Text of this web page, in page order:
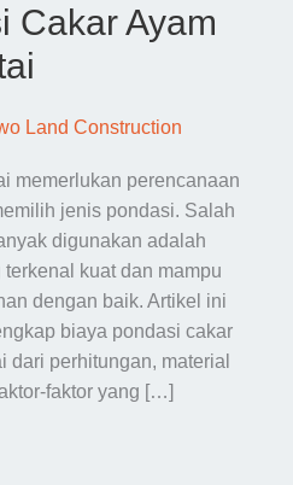
Cakar Ayam
Land Construction
memerlukan perencanaan
jenis pondasi. Salah
digunakan adalah
kuat dan mampu
dengan baik. Artikel ini
biaya pondasi cakar
dari perhitungan, material
faktor yang […]